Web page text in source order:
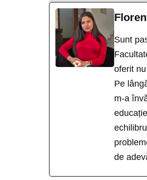
Sunt
oferit
Pe
m-a
de